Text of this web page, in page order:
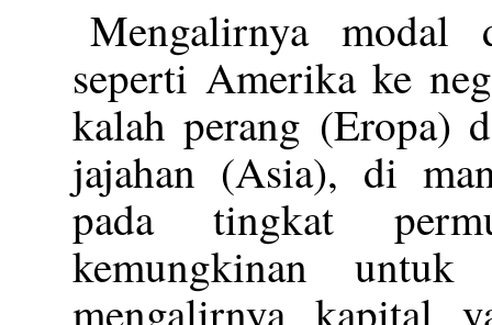
Mengalirnya modal
seperti Amerika ke
kalah perang (Eropa)
jajahan (Asia), di
pada tingkat
kemungkinan
mengalirnya kapital